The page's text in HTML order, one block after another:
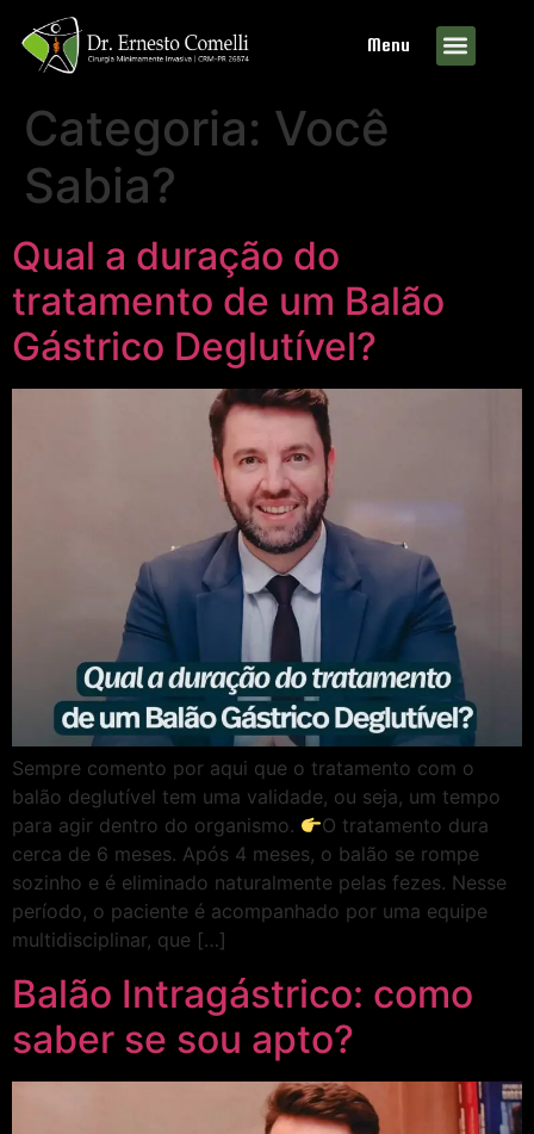
Menu
Categoria: Você
Sabia?
Qual a duração do
tratamento de um Balão
Gástrico Deglutível?
Sempre comento por aqui que o tratamento com o
balão deglutível tem uma validade, ou seja, um tempo
para agir dentro do organismo.
O tratamento dura
cerca de 6 meses. Após 4 meses, o balão se rompe
sozinho e é eliminado naturalmente pelas fezes. Nesse
período, o paciente é acompanhado por uma equipe
multidisciplinar, que […]
Balão Intragástrico: como
saber se sou apto?